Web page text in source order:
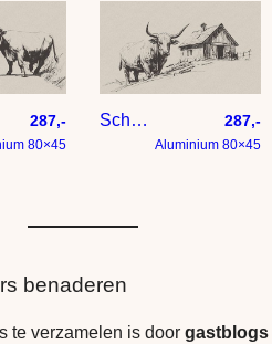
287,-
80×45
Schotse hooglander bij houten schuur – tekening op papier met taupe achtergrond 287,-
Aluminium 80×45
benaderen
te verzamelen is door gastblogs